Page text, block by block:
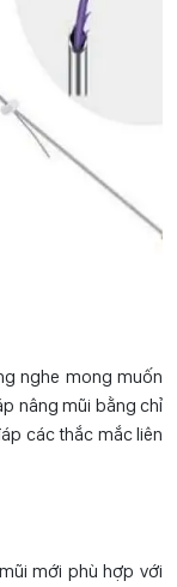
nghe mong muốn
nâng mũi bằng chỉ
các thắc mắc liên
mới phù hợp với